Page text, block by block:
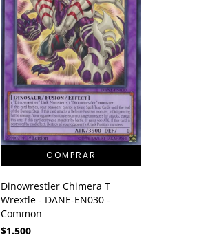
Dinowrestler Chimera T
Wrextle - DANE-EN030 -
Common
$1.500